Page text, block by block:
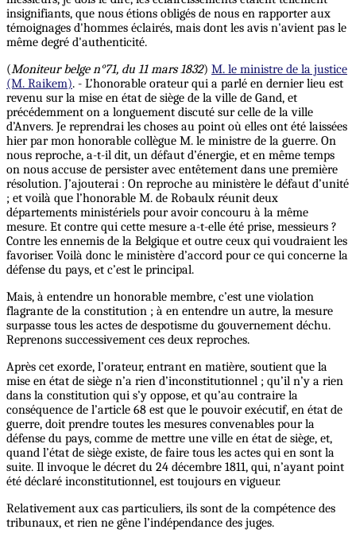
insignifiants, que nous étions obligés de nous en rapporter aux
témoignages d'hommes éclairés, mais dont les avis n'avient pas le
même degré d'authenticité.
(Moniteur belge n°71, du 11 mars 1832) M. le ministre de la justice
(M. Raikem). - L’honorable orateur qui a parlé en dernier lieu est
revenu sur la mise en état de siège de la ville de Gand, et
précédemment on a longuement discuté sur celle de la ville
d’Anvers. Je reprendrai les choses au point où elles ont été laissées
hier par mon honorable collègue M. le ministre de la guerre. On
nous reproche, a-t-il dit, un défaut d’énergie, et en même temps
on nous accuse de persister avec entêtement dans une première
résolution. J’ajouterai : On reproche au ministère le défaut d’unité
; et voilà que l’honorable M. de Robaulx réunit deux
départements ministériels pour avoir concouru à la même
mesure. Et contre qui cette mesure a-t-elle été prise, messieurs ?
Contre les ennemis de la Belgique et outre ceux qui voudraient les
favoriser. Voilà donc le ministère d’accord pour ce qui concerne la
défense du pays, et c’est le principal.
Mais, à entendre un honorable membre, c’est une violation
flagrante de la constitution ; à en entendre un autre, la mesure
surpasse tous les actes de despotisme du gouvernement déchu.
Reprenons successivement ces deux reproches.
Après cet exorde, l’orateur, entrant en matière, soutient que la
mise en état de siège n’a rien d’inconstitutionnel ; qu’il n’y a rien
dans la constitution qui s’y oppose, et qu’au contraire la
conséquence de l’article 68 est que le pouvoir exécutif, en état de
guerre, doit prendre toutes les mesures convenables pour la
défense du pays, comme de mettre une ville en état de siège, et,
quand l’état de siège existe, de faire tous les actes qui en sont la
suite. Il invoque le décret du 24 décembre 1811, qui, n’ayant point
été déclaré inconstitutionnel, est toujours en vigueur.
Relativement aux cas particuliers, ils sont de la compétence des
tribunaux, et rien ne gêne l’indépendance des juges.